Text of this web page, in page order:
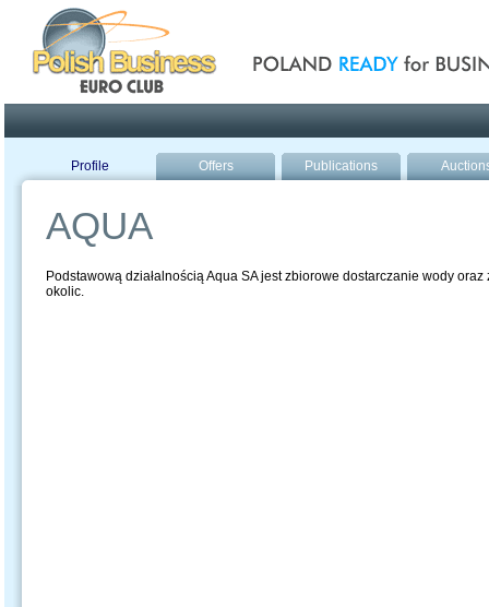
Profile Offers Publications
AQUA
Podstawową działalnością Aqua SA jest zbiorowe dostarczanie wody
okolic.